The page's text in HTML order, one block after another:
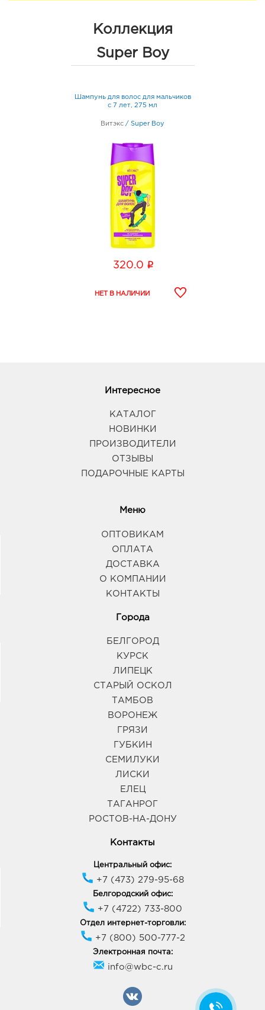
Коллекция
Super Boy
Шампунь для волос для мальчиков
с 7 лет, 275 мл
Витэкс / Super Boy
320.0 i
Интересное
КАТАЛОГ
НОВИНКИ
ПРОИЗВОДИТЕЛИ
ОТЗЫВЫ
ПОДАРОЧНЫЕ КАРТЫ
Меню
ОПТОВИКАМ
ОПЛАТА
ДОСТАВКА
О КОМПАНИИ
КОНТАКТЫ
Города
БЕЛГОРОД
КУРСК
ЛИПЕЦК
СТАРЫЙ ОСКОЛ
ТАМБОВ
ВОРОНЕЖ
ГРЯЗИ
ГУБКИН
СЕМИЛУКИ
ЛИСКИ
ЕЛЕЦ
ТАГАНРОГ
РОСТОВ-НА-ДОНУ
Контакты
Центральный офис:
+7 (473) 279-95-68
Белгородский офис:
+7 (4722) 733-800
Отдел интернет-торговли:
+7 (800) 500-777-2
Электронная почта:
info@wbc-c.ru